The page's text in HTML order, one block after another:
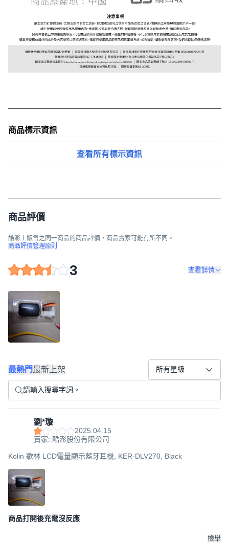
商品標示資訊
查看所有標示資訊
商品評價
酷澎上販售之同一商品的商品評價，商品賣家可能有所不同。
商品評價管理原則
3 查看詳情
最熱門最新上架 所有星級
劉*璇
2025.04.15
賣家: 酷澎股份有限公司
Kolin 歌林 LCD電量顯示藍牙耳機, KER-DLV270, Black
商品打開後充電沒反應
檢舉